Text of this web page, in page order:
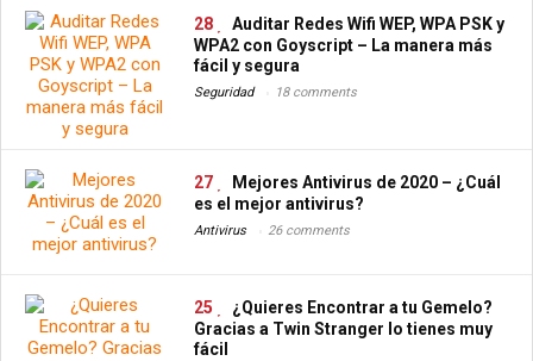
28
Auditar Redes Wifi WEP, WPA PSK y
WPA2 con Goyscript – La manera más
fácil y segura
Seguridad 18 comments
27
Mejores Antivirus de 2020 – ¿Cuál
es el mejor antivirus?
Antivirus 26 comments
25
¿Quieres Encontrar a tu Gemelo?
Gracias a Twin Stranger lo tienes muy
fácil